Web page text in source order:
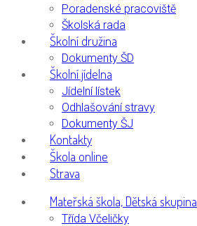
Poradenské pracoviště
Školská rada
Školní družina
Dokumenty ŠD
Školní jídelna
Jídelní lístek
Odhlašování stravy
Dokumenty ŠJ
Kontakty
Škola online
Strava
Mateřská škola, Dětská skupina
Třída Včeličky